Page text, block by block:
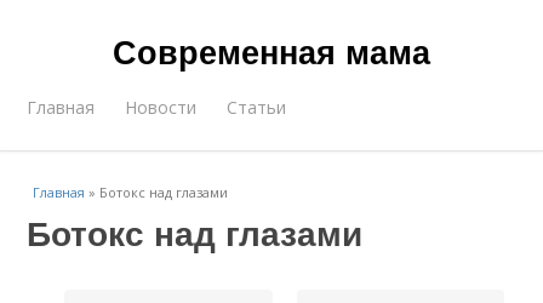
Современная мама
Главная Новости Статьи
Главная » Ботокс над глазами
Ботокс над глазами